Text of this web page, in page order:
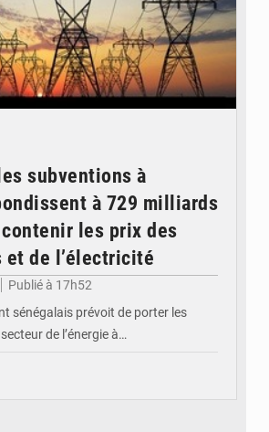
subventions à
à 729 milliards
contenir les prix des
et de l’électricité
Publié à 17h52
sénégalais prévoit de porter les
de l’énergie à…